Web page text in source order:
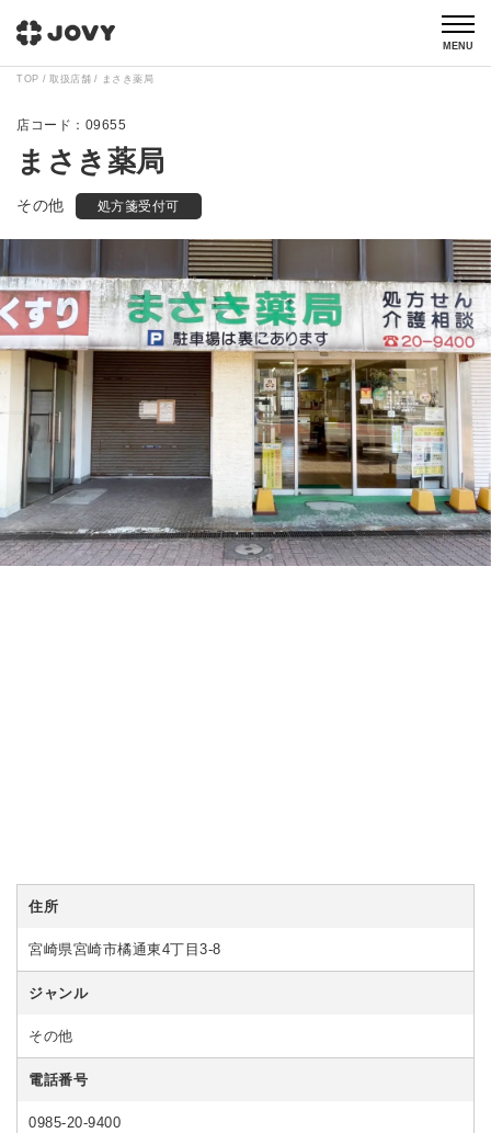
MENU
TOP 取扱店舗 まさき薬局
09655
まさき薬局
その他 処方箋受付可
住所
宮崎県宮崎市橘通東4丁目3-8
ジャンル
その他
電話番号
0985-20-9400